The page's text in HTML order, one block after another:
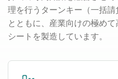
理を行うターンキー（一括
とともに、産業向けの極め
シートを製造しています。